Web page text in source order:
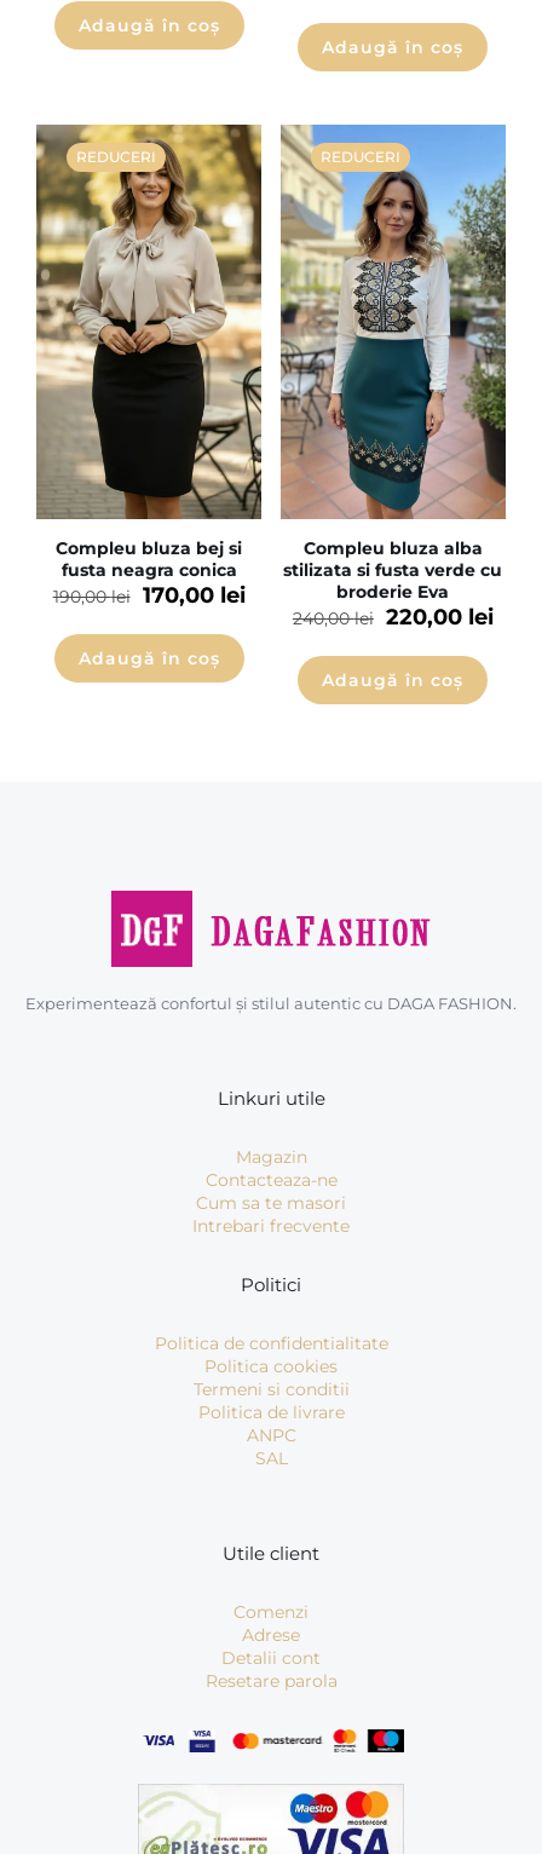
Adaugă în coș
Adaugă în coș
REDUCERI
Compleu bluza bej si
fusta neagra conica
190,00lei 170,00 lei
Adaugă în coș
REDUCERI
Compleu bluza alba
stilizata si fusta verde cu
broderie Eva
240,00lei 220,00 lei
Adaugă în coș
Experimentează confortul și stilul autentic cu DAGA FASHION.
Linkuri utile
Magazin
Contacteaza-ne
Cum sa te masori
Intrebari frecvente
Politici
Politica de confidentialitate
Politica cookies
Termeni si conditii
Politica de livrare
ANPC
SAL
Utile client
Comenzi
Adrese
Detalii cont
Resetare parola